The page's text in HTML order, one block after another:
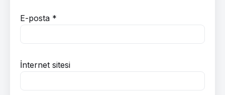
E-posta *
İnternet sitesi